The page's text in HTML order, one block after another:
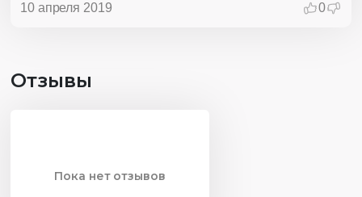
10 апреля 2019 0
Отзывы
Пока нет отзывов